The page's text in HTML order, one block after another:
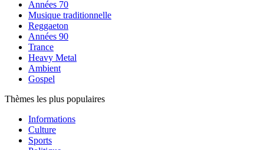
Années 70
Musique traditionnelle
Reggaeton
Années 90
Trance
Heavy Metal
Ambient
Gospel
Thèmes les plus populaires
Informations
Culture
Sports